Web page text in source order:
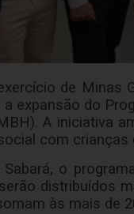
de Minas
a expansão do
A iniciativa
com crianças
o
distribuídos
às mais de